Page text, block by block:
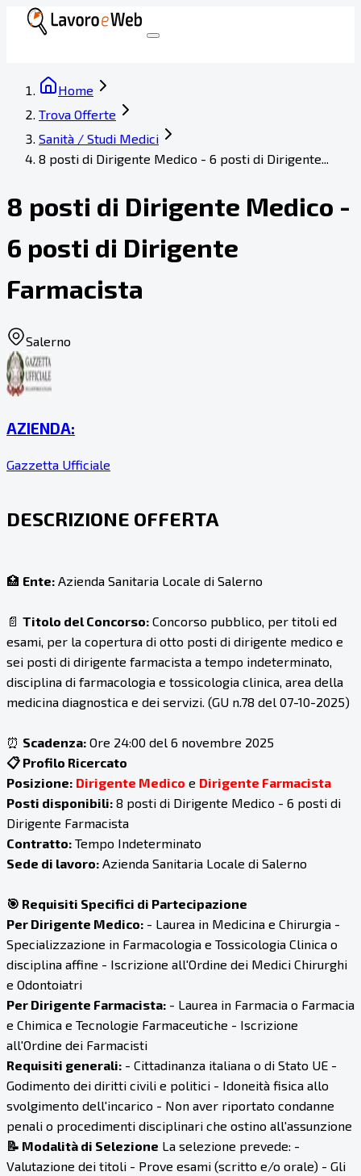
Home
Trova Offerte
Sanità / Studi Medici
8 posti di Dirigente Medico - 6 posti di Dirigente...
8 posti di Dirigente Medico -
6 posti di Dirigente
Farmacista
Salerno
AZIENDA:
Gazzetta Ufficiale
DESCRIZIONE OFFERTA
🏥 Ente: Azienda Sanitaria Locale di Salerno
📄 Titolo del Concorso: Concorso pubblico, per titoli ed
esami, per la copertura di otto posti di dirigente medico e
sei posti di dirigente farmacista a tempo indeterminato,
disciplina di farmacologia e tossicologia clinica, area della
medicina diagnostica e dei servizi. (GU n.78 del 07-10-2025)
⏰ Scadenza: Ore 24:00 del 6 novembre 2025
📋 Profilo Ricercato
Posizione: Dirigente Medico e Dirigente Farmacista
Posti disponibili: 8 posti di Dirigente Medico - 6 posti di
Dirigente Farmacista
Contratto: Tempo Indeterminato
Sede di lavoro: Azienda Sanitaria Locale di Salerno
🎯 Requisiti Specifici di Partecipazione
Per Dirigente Medico: - Laurea in Medicina e Chirurgia -
Specializzazione in Farmacologia e Tossicologia Clinica o
disciplina affine - Iscrizione all'Ordine dei Medici Chirurghi
e Odontoiatri
Per Dirigente Farmacista: - Laurea in Farmacia o Farmacia
e Chimica e Tecnologie Farmaceutiche - Iscrizione
all'Ordine dei Farmacisti
Requisiti generali: - Cittadinanza italiana o di Stato UE -
Godimento dei diritti civili e politici - Idoneità fisica allo
svolgimento dell'incarico - Non aver riportato condanne
penali o procedimenti disciplinari che ostino all'assunzione
📝 Modalità di Selezione La selezione prevede: -
Valutazione dei titoli - Prove esami (scritto e/o orale) - Gli